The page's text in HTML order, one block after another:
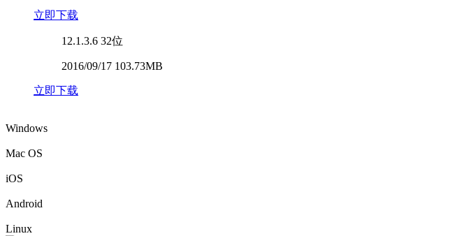
立即下载
12.1.3.6 32位
2016/09/17 103.73MB
立即下载
Windows
Mac OS
iOS
Android
Linux